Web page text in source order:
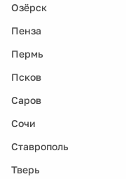
Озёрск
Пенза
Пермь
Псков
Саров
Сочи
Ставрополь
Тверь